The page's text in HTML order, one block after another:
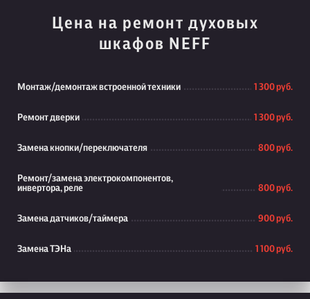
Цена на ремонт духовых
шкафов NEFF
Монтаж/демонтаж встроенной техники 1 300 руб.
Ремонт дверки 1 300 руб.
Замена кнопки/переключателя 800 руб.
Ремонт/замена электрокомпонентов,
инвертора, реле
800 руб.
Замена датчиков/таймера 900 руб.
Замена ТЭНа 1 100 руб.